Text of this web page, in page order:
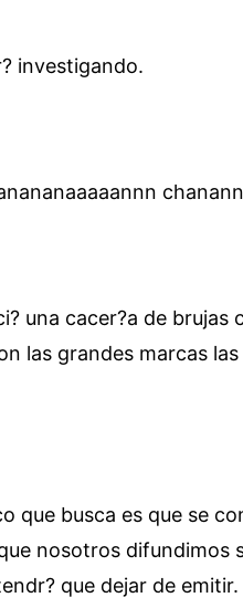
investigando.
una cacer?a de
las grandes marcas
que busca es que se
nosotros difundimos
que dejar de